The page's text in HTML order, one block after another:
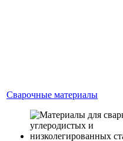
Сварочные материалы